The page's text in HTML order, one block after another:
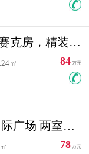
文化路市场附近马赛克房，精装修三居室，南北通透，实用面积大
㎡
84 万元
福海路 富豪青年国际广场 两室住宅急售
78 万元